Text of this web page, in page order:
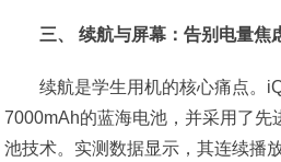
三、 续航与屏幕：告别电量焦
续航是学生用机的核心痛点。
7000mAh的蓝海电池，并采用了先
池技术。实测数据显示，其连续播